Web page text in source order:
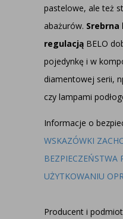
pastelowe, ale też
abażurów. Srebrna
regulacją BELO
pojedynkę i w
diamentowej serii,
czy lampami
Informacje o
WSKAZÓWKI
BEZPIECZEŃSTWA
UŻYTKOWANIU
Producent i